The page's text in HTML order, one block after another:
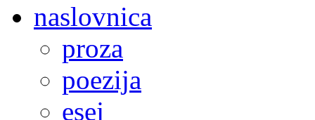
naslovnica
proza
poezija
esej